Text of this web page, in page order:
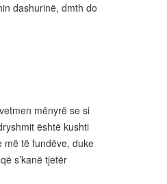
dashurinë, dmth do
mënyrë se si
është kushti
më të fundëve, duke
s’kanë tjetër